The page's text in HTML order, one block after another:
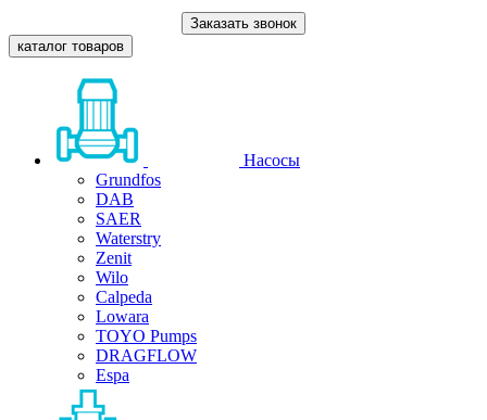
Заказать звонок
каталог товаров
Насосы
Grundfos
DAB
SAER
Waterstry
Zenit
Wilo
Calpeda
Lowara
TOYO Pumps
DRAGFLOW
Espa